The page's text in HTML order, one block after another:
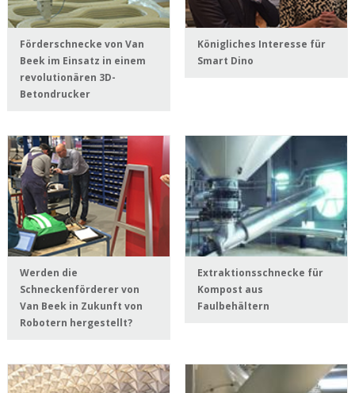
Förderschnecke von Van
Beek im Einsatz in einem
revolutionären 3D-
Betondrucker
Königliches Interesse für
Smart Dino
Werden die
Schneckenförderer von
Van Beek in Zukunft von
Robotern hergestellt?
Extraktionsschnecke für
Kompost aus
Faulbehältern